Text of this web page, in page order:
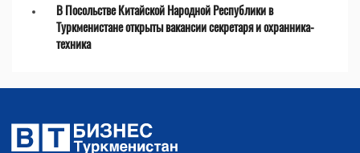
В Посольстве Китайской Народной Республики в
Туркменистане открыты вакансии секретаря и охранника-
техника